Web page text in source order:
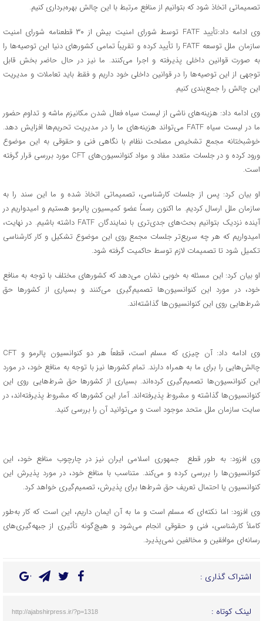
تصمیماتی اتخاذ شود که بتوانیم از منافع مرتبط با این چالش بهره‌برداری کنیم.
وی ادامه داد:تأیید FATF توسط شورای امنیت بیش از ۳۰ قطعنامه شورای امنیت
سازمان ملل توسعه FATF را تأیید کرده و تقریباً تمامی کشورهای دنیا این توصیه‌ها را
به صورت قوانین داخلی پذیرفته و اجرا می‌کنند. ما نیز در حال حاضر بخش قابل
توجهی از این توصیه‌ها را در قوانین داخلی خود داریم و فقط باید تعاملات و مدیریت
این چالش را جمع‌بندی کنیم.
وی ادامه داد: هزینه‌های ناشی از لیست سیاه فعال شدن مکانیزم ماشه و تداوم حضور
ما در لیست سیاه FATF می‌تواند هزینه‌های ما را در مدیریت تحریم‌ها افزایش دهد.
خوشبختانه مجمع تشخیص مصلحت نظام با نگاهی فنی و حقوقی به این موضوع
ورود کرده و در جلسات متعدد مفاد و مواد کنوانسیون‌های CFT مورد بررسی قرار گرفته
است.
او بیان کرد: پس از جلسات کارشناسی، تصمیماتی اتخاذ شده و ما این سند را به
سازمان ملل ارسال کردیم. ما اکنون رسماً عضو کمیسیون پالرمو هستیم و امیدواریم در
آینده نزدیک بتوانیم بحث‌های جدی‌تری با نمایندگان FATF داشته باشیم. در نهایت،
امیدواریم که هر چه سریع‌تر جلسات مجمع روی این موضوع تشکیل و کار کارشناسی
تکمیل شود تا تصمیمات لازم توسط حاکمیت گرفته شود.
او بیان کرد: این مسئله به خوبی نشان می‌دهد که کشورهای مختلف با توجه به منافع
خود، در مورد این کنوانسیون‌ها تصمیم‌گیری می‌کنند و بسیاری از کشورها حق
شرط‌هایی روی این کنوانسیون‌ها گذاشته‌اند.
وی ادامه داد: آن چیزی که مسلم است، قطعاً هر دو کنوانسیون پالرمو و CFT
چالش‌هایی را برای ما به همراه دارند. تمام کشورها نیز با توجه به منافع خود، در مورد
این کنوانسیون‌ها تصمیم‌گیری کرده‌اند. بسیاری از کشورها حق شرط‌هایی روی این
کنوانسیون‌ها گذاشته و مشروط پذیرفته‌اند. آمار این کشورها که مشروط پذیرفته‌اند، در
سایت سازمان ملل متحد موجود است و می‌توانید آن را بررسی کنید.
وی افزود: به طور قطع جمهوری اسلامی ایران نیز در چارچوب منافع خود، این
کنوانسیون‌ها را بررسی کرده و می‌کند. متناسب با منافع خود، در مورد پذیرش این
کنوانسیون یا احتمال تعریف حق شرط‌ها برای پذیرش، تصمیم‌گیری خواهد کرد.
وی افزود: اما نکته‌ای که مسلم است و ما به آن ایمان داریم، این است که کار به‌طور
کاملاً کارشناسی، فنی و حقوقی انجام می‌شود و هیچ‌گونه تأثیری از جبهه‌گیری‌های
رسانه‌ای موافقین و مخالفین نمی‌پذیرد.
اشتراک گذاری :
لینک کوتاه : http://ajabshirpress.ir/?p=1318